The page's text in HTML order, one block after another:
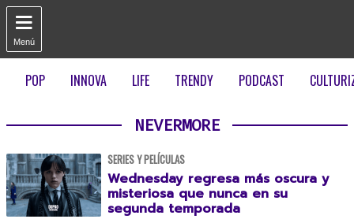

Menú
POP INNOVA LIFE TRENDY PODCAST
NEVERMORE
SERIES Y PELÍCULAS
Wednesday regresa más oscura y
misteriosa que nunca en su
segunda temporada